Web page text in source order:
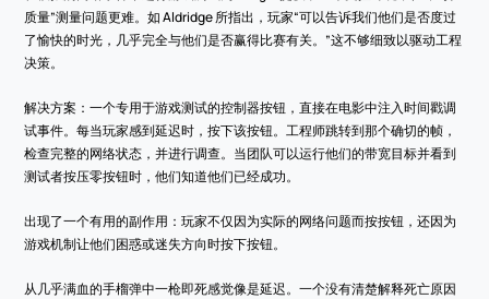
质量”测量问题更难。如 Aldridge 所指出，玩家“可以告诉我们他们是否度过
了愉快的时光，几乎完全与他们是否赢得比赛有关。”这不够细致以驱动工程
决策。
解决方案：一个专用于游戏测试的控制器按钮，直接在电影中注入时间戳调
试事件。每当玩家感到延迟时，按下该按钮。工程师跳转到那个确切的帧，
检查完整的网络状态，并进行调查。当团队可以运行他们的带宽目标并看到
测试者按压零按钮时，他们知道他们已经成功。
出现了一个有用的副作用：玩家不仅因为实际的网络问题而按按钮，还因为
游戏机制让他们困惑或迷失方向时按下按钮。
从几乎满血的手榴弹中一枪即死感觉像是延迟。一个没有清楚解释死亡原因